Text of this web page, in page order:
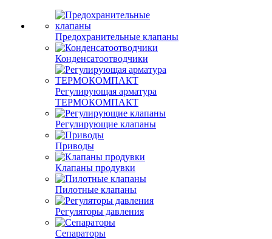
Предохранительные клапаны
Конденсатоотводчики
Регулирующая арматура
ТЕРМОКОМПАКТ
Регулирующие клапаны
Приводы
Клапаны продувки
Пилотные клапаны
Регуляторы давления
Сепараторы